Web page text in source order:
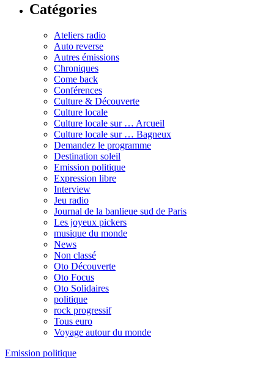
Catégories
Ateliers radio
Auto reverse
Autres émissions
Chroniques
Come back
Conférences
Culture & Découverte
Culture locale
Culture locale sur … Arcueil
Culture locale sur … Bagneux
Demandez le programme
Destination soleil
Emission politique
Expression libre
Interview
Jeu radio
Journal de la banlieue sud de Paris
Les joyeux pickers
musique du monde
News
Non classé
Oto Découverte
Oto Focus
Oto Solidaires
politique
rock progressif
Tous euro
Voyage autour du monde
Emission politique